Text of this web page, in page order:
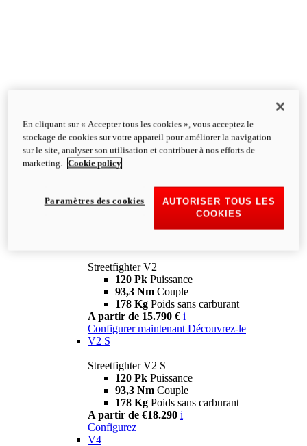
Streetfighter V2
120 Pk Puissance
93,3 Nm Couple
178 Kg Poids sans carburant
A partir de 15.790 € i
Configurer maintenant Découvrez-le
V2 S
Streetfighter V2 S
120 Pk Puissance
93,3 Nm Couple
178 Kg Poids sans carburant
A partir de €18.290 i
Configurez
V4
En cliquant sur « Accepter tous les cookies », vous acceptez le
stockage de cookies sur votre appareil pour améliorer la navigation
sur le site, analyser son utilisation et contribuer à nos efforts de
marketing.
Cookie policy
AUTORISER TOUS LES
COOKIES
Paramètres des cookies